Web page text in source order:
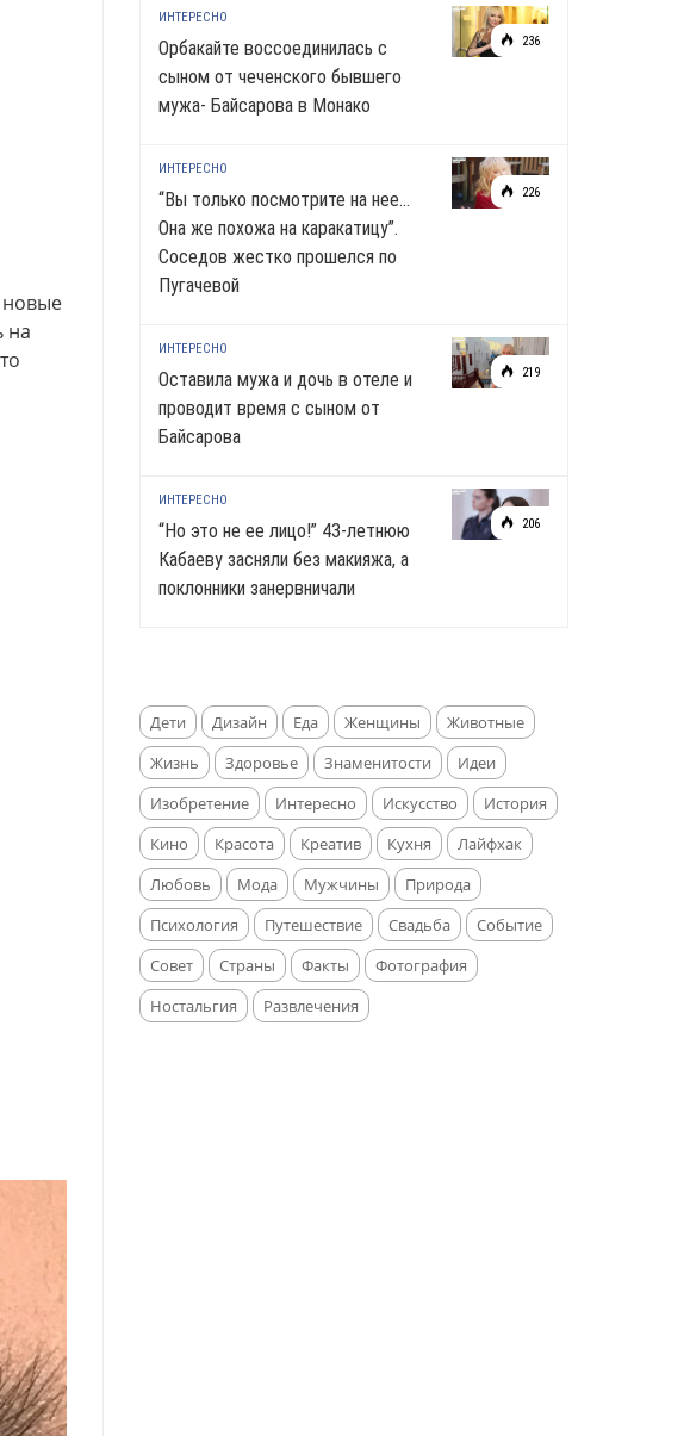
на
236
ИНТЕРЕСНО
Орбакайте воссоединилась с
сыном от чеченского бывшего
мужа- Байсарова в Монако
226
ИНТЕРЕСНО
“Вы только посмотрите на нее…
Она же похожа на каракатицу”.
Соседов жестко прошелся по
Пугачевой
219
ИНТЕРЕСНО
Оставила мужа и дочь в отеле и
проводит время с сыном от
Байсарова
206
ИНТЕРЕСНО
“Но это не ее лицо!” 43-летнюю
Кабаеву засняли без макияжа, а
поклонники занервничали
Дети Дизайн Еда Женщины
Животные
Жизнь
Здоровье Знаменитости
Идеи
Изобретение
Интересно Искусство
История
Кино
Красота Креатив Кухня
Лайфхак
Любовь
Мода Мужчины
Природа
Психология
Путешествие Свадьба
Событие
Совет
Страны Факты
Фотография
Ностальгия
Развлечения